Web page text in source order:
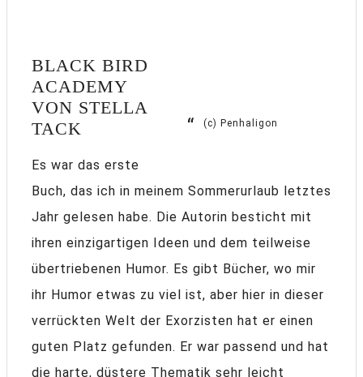
(c) Penhaligon
BLACK BIRD
ACADEMY
VON STELLA
TACK
Es war das erste
Buch, das ich in meinem Sommerurlaub letztes
Jahr gelesen habe. Die Autorin besticht mit
ihren einzigartigen Ideen und dem teilweise
übertriebenen Humor. Es gibt Bücher, wo mir
ihr Humor etwas zu viel ist, aber hier in dieser
verrückten Welt der Exorzisten hat er einen
guten Platz gefunden. Er war passend und hat
die harte, düstere Thematik sehr leicht